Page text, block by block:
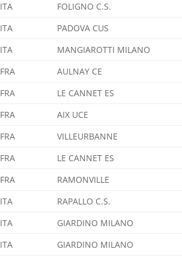
ITA
FOLIGNO C.S.
ITA
PADOVA CUS
ITA
MANGIAROTTI MILANO
FRA
AULNAY CE
FRA
LE CANNET ES
FRA
AIX UCE
FRA
VILLEURBANNE
FRA
LE CANNET ES
FRA
RAMONVILLE
ITA
RAPALLO C.S.
ITA
GIARDINO MILANO
ITA
GIARDINO MILANO